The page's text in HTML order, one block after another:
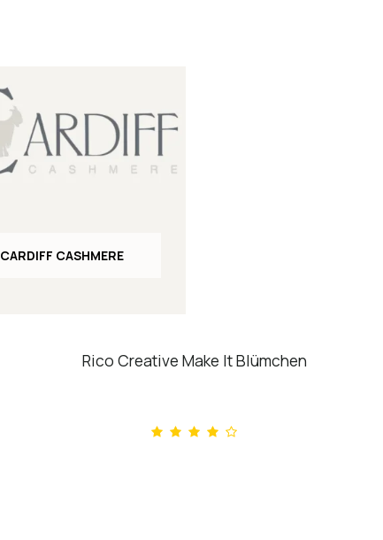
CARDIFF CASHMERE
Rico Creative Make It Blümchen